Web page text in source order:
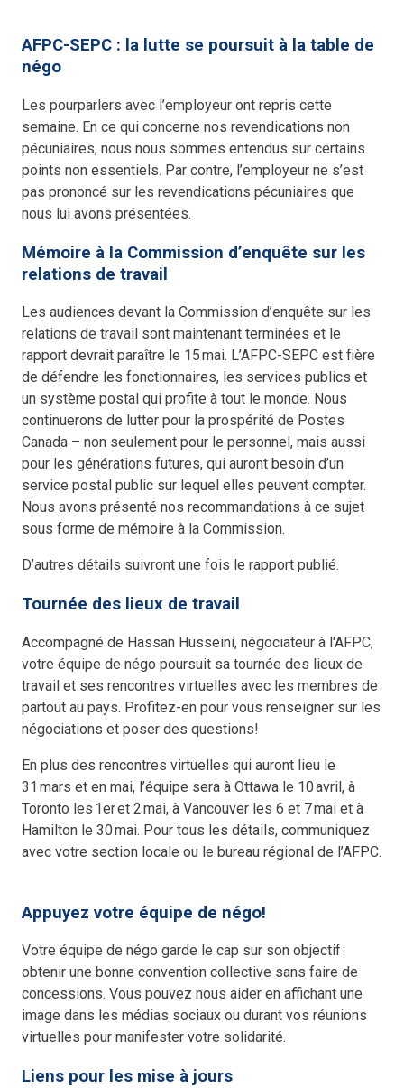
AFPC-SEPC : la lutte se poursuit à la table de
négo
Les pourparlers avec l’employeur ont repris cette
semaine. En ce qui concerne nos revendications non
pécuniaires, nous nous sommes entendus sur certains
points non essentiels. Par contre, l’employeur ne s’est
pas prononcé sur les revendications pécuniaires que
nous lui avons présentées.
Mémoire à la Commission d’enquête sur les
relations de travail
Les audiences devant la Commission d’enquête sur les
relations de travail sont maintenant terminées et le
rapport devrait paraître le 15 mai. L’AFPC-SEPC est fière
de défendre les fonctionnaires, les services publics et
un système postal qui profite à tout le monde. Nous
continuerons de lutter pour la prospérité de Postes
Canada – non seulement pour le personnel, mais aussi
pour les générations futures, qui auront besoin d’un
service postal public sur lequel elles peuvent compter.
Nous avons présenté nos recommandations à ce sujet
sous forme de mémoire à la Commission.
D’autres détails suivront une fois le rapport publié.
Tournée des lieux de travail
Accompagné de Hassan Husseini, négociateur à l'AFPC,
votre équipe de négo poursuit sa tournée des lieux de
travail et ses rencontres virtuelles avec les membres de
partout au pays. Profitez-en pour vous renseigner sur les
négociations et poser des questions!
En plus des rencontres virtuelles qui auront lieu le
31 mars et en mai, l’équipe sera à Ottawa le 10 avril, à
Toronto les 1er et 2 mai, à Vancouver les 6 et 7 mai et à
Hamilton le 30 mai. Pour tous les détails, communiquez
avec votre section locale ou le bureau régional de l’AFPC.
Appuyez votre équipe de négo!
Votre équipe de négo garde le cap sur son objectif :
obtenir une bonne convention collective sans faire de
concessions. Vous pouvez nous aider en affichant une
image dans les médias sociaux ou durant vos réunions
virtuelles pour manifester votre solidarité.
Liens pour les mise à jours